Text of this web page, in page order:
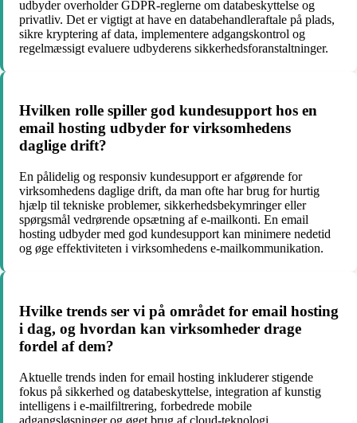
udbyder overholder GDPR-reglerne om databeskyttelse og
privatliv. Det er vigtigt at have en databehandleraftale på plads,
sikre kryptering af data, implementere adgangskontrol og
regelmæssigt evaluere udbyderens sikkerhedsforanstaltninger.
Hvilken rolle spiller god kundesupport hos en
email hosting udbyder for virksomhedens
daglige drift?
En pålidelig og responsiv kundesupport er afgørende for
virksomhedens daglige drift, da man ofte har brug for hurtig
hjælp til tekniske problemer, sikkerhedsbekymringer eller
spørgsmål vedrørende opsætning af e-mailkonti. En email
hosting udbyder med god kundesupport kan minimere nedetid
og øge effektiviteten i virksomhedens e-mailkommunikation.
Hvilke trends ser vi på området for email hosting
i dag, og hvordan kan virksomheder drage
fordel af dem?
Aktuelle trends inden for email hosting inkluderer stigende
fokus på sikkerhed og databeskyttelse, integration af kunstig
intelligens i e-mailfiltrering, forbedrede mobile
adgangsløsninger og øget brug af cloud-teknologi.